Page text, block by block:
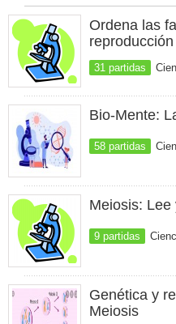
Ordena las
31 partidas
Bio-Mente:
58 partidas
Meiosis: Lee
9 partidas
Genética y
Meiosis